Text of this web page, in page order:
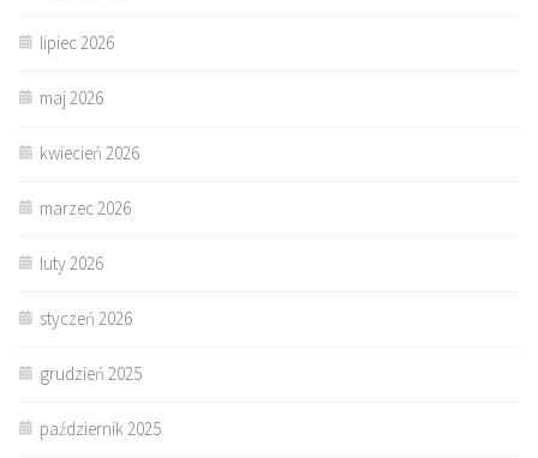
lipiec 2026
maj 2026
kwiecień 2026
marzec 2026
luty 2026
styczeń 2026
grudzień 2025
październik 2025